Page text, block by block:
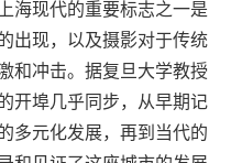
海现代的重要标志之一是
出现，以及摄影对于传统
和冲击。据复旦大学教授
开埠几乎同步，从早期记
多元化发展，再到当代的